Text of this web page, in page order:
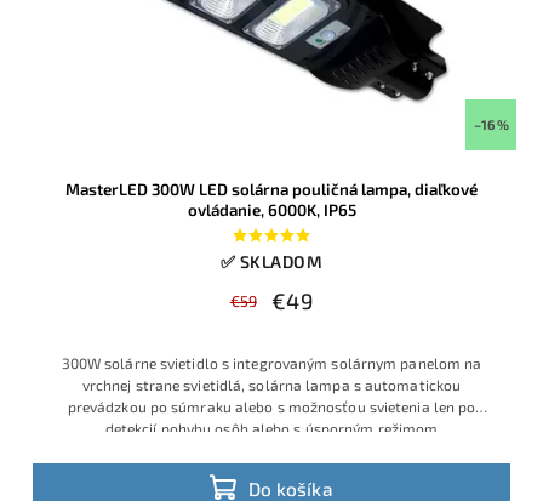
–16 %
MasterLED 300W LED solárna pouličná lampa, diaľkové
ovládanie, 6000K, IP65
✅ SKLADOM
€59 €49
Do košíka
300W solárne svietidlo s integrovaným solárnym panelom na
vrchnej strane svietidlá, solárna lampa s automatickou
prevádzkou po súmraku alebo s možnosťou svietenia len po
detekcií pohybu osôb alebo s úsporným režimom